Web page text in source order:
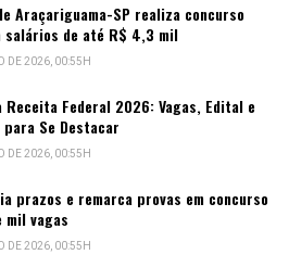
Araçariguama-SP realiza concurso
salários de até R$ 4,3 mil
DE 2026, 00:55H
Receita Federal 2026: Vagas, Edital e
Se Destacar
DE 2026, 00:55H
prazos e remarca provas em concurso
mil vagas
DE 2026, 00:55H